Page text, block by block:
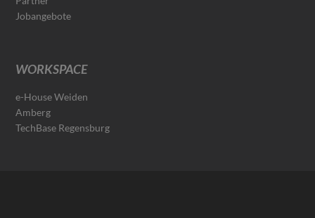
Jobangebote
WORKSPACE
e-House Weiden
Amberg
TechBase Regensburg